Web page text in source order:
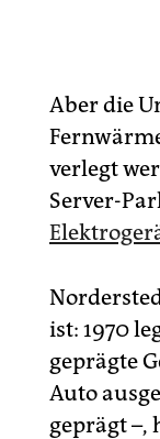
Aber die
verlegt
Server-
ist: 1970
geprägte
Auto
geprägt –,